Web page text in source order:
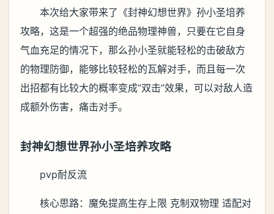
本次给大家带来了《封神幻想世界》孙小圣培养
攻略，这是一个超强的绝品物理神兽，只要在它自身
气血充足的情况下，那么孙小圣就能轻松的击破敌方
的物理防御，能够比较轻松的瓦解对手，而且每一次
出招都有比较大的概率变成”双击”效果，可以对敌人造
成额外伤害，痛击对手。
封神幻想世界孙小圣培养攻略
pvp耐反流
核心思路：魔免提高生存上限 克制双物理 适配对